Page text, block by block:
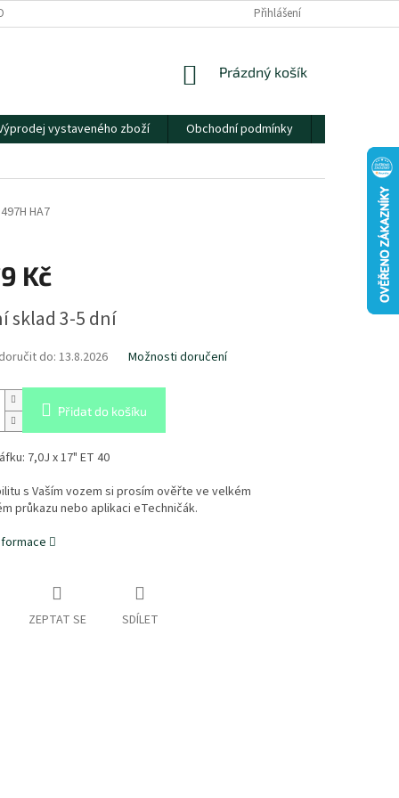
ÚDAJŮ Přihlášení
NÁKUPNÍ
Prázdný košík
vystaveného zboží Obchodní podmínky
HA7
Kč
sklad 3-5 dní
do: 13.8.2026 Možnosti doručení
Přidat do košíku
7,0J x 17" ET 40
s Vaším vozem si prosím ověřte ve velkém
průkazu nebo aplikaci eTechničák.
ZEPTAT SE SDÍLET